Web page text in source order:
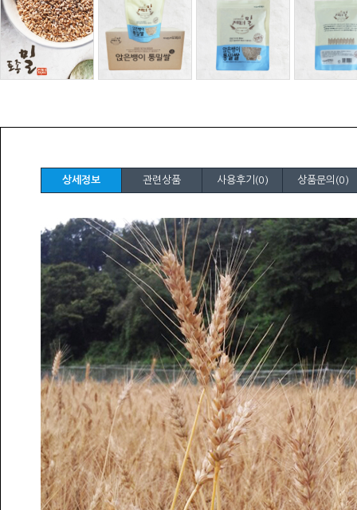
상세정보 관련상품 사용후기(0) 상품문의(0)